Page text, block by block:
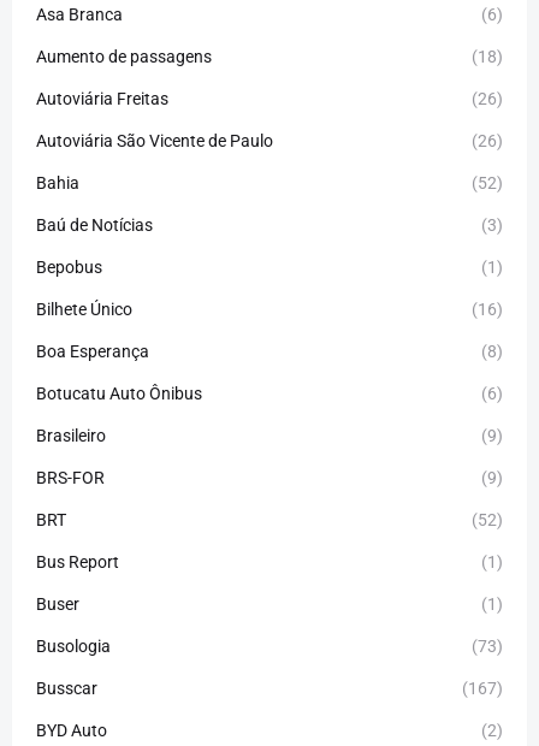
Asa Branca (6)
Aumento de passagens (18)
Autoviária Freitas (26)
Autoviária São Vicente de Paulo (26)
Bahia (52)
Baú de Notícias (3)
Bepobus (1)
Bilhete Único (16)
Boa Esperança (8)
Botucatu Auto Ônibus (6)
Brasileiro (9)
BRS-FOR (9)
BRT (52)
Bus Report (1)
Buser (1)
Busologia (73)
Busscar (167)
BYD Auto (2)